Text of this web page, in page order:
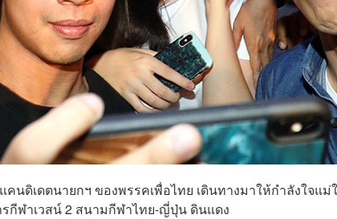
ดิเดตนายกฯ ของพรรคเพื่อไทย เดินทางมาให้กำลังใจแม่
กีฬาเวสน์ 2 สนามกีฬาไทย-ญี่ปุ่น ดินแดง